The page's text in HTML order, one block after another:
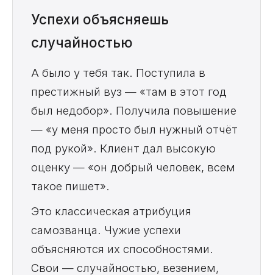
Успехи объясняешь
случайностью
А было у тебя так. Поступила в
престижный вуз — «там в этот год
был недобор». Получила повышение
— «у меня просто был нужный отчёт
под рукой». Клиент дал высокую
оценку — «он добрый человек, всем
такое пишет».
Это классическая атрибуция
самозванца. Чужие успехи
объясняются их способностями.
Свои — случайностью, везением,